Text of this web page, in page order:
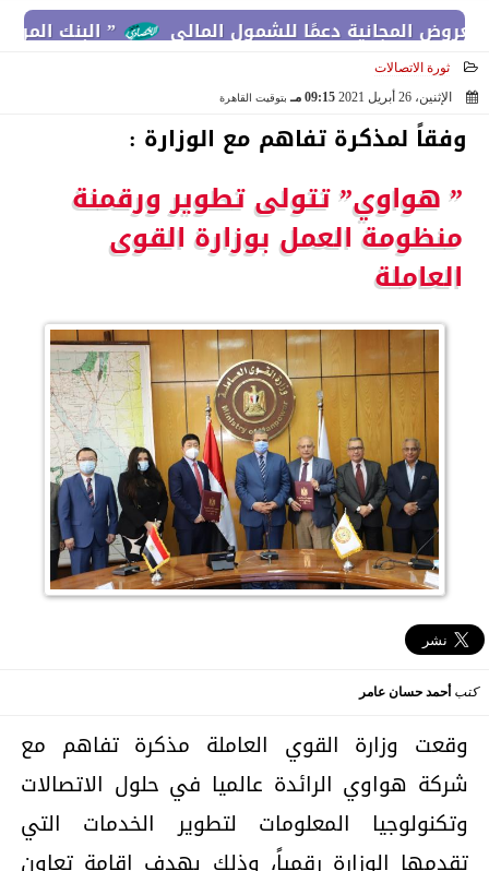
” البنك المركزي” : معدلات الشمول المالي تواصل
دعمًا للشمول المالي
ثورة الاتصالات
الإثنين، 26 أبريل 2021
09:15 مـ بتوقيت القاهرة
وفقاً لمذكرة تفاهم مع الوزارة :
” هواوي” تتولى تطوير ورقمنة
منظومة العمل بوزارة القوى
العاملة
كتبأحمد حسان عامر
وقعت وزارة القوي العاملة مذكرة تفاهم مع
شركة هواوي الرائدة عالميا في حلول الاتصالات
وتكنولوجيا المعلومات لتطوير الخدمات التي
تقدمها الوزارة رقمياً، وذلك بهدف إقامة تعاون